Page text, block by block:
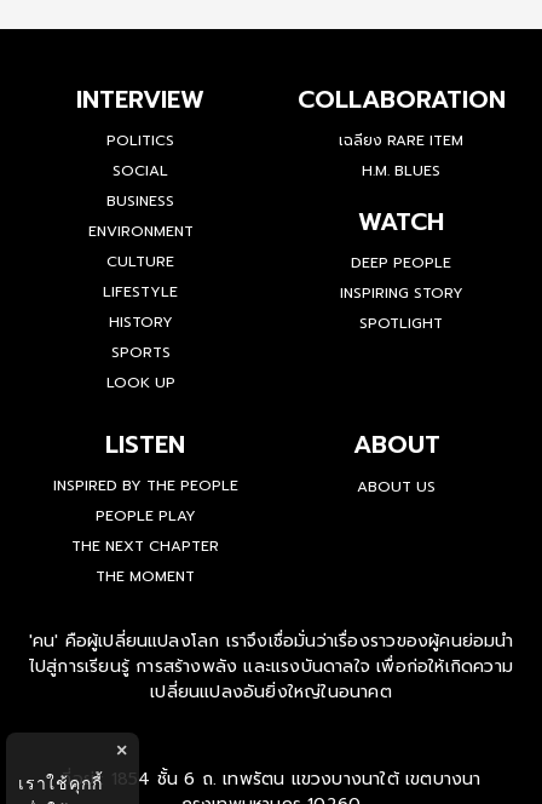
INTERVIEW
POLITICS
SOCIAL
BUSINESS
ENVIRONMENT
CULTURE
LIFESTYLE
HISTORY
SPORTS
LOOK UP
COLLABORATION
เฉลียง RARE ITEM
H.M. BLUES
WATCH
DEEP PEOPLE
INSPIRING STORY
SPOTLIGHT
LISTEN
INSPIRED BY THE PEOPLE
PEOPLE PLAY
THE NEXT CHAPTER
THE MOMENT
ABOUT
ABOUT US
'คน' คือผู้เปลี่ยนแปลงโลก เราจึงเชื่อมั่นว่าเรื่องราวของผู้คนย่อมนำ
ไปสู่การเรียนรู้ การสร้างพลัง และแรงบันดาลใจ เพื่อก่อให้เกิดความ
เปลี่ยนแปลงอันยิ่งใหญ่ในอนาคต
ที่อยู่ : 1854 ชั้น 6 ถ. เทพรัตน แขวงบางนาใต้ เขตบางนา
×
เราใช้คุกกี้